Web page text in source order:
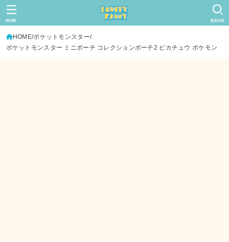
SEARCH
MENU
HOME ポケットモンスター
ポケットモンスター ミニポーチ コレクションポーチ2 ピカチュウ ポケモン